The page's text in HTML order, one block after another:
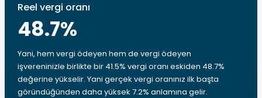
Reel vergi oranı
48.7%
Yani, hem vergi ödeyen hem de vergi ödeyen
işvereninizle birlikte bir 41.5% vergi oranı eskiden 48.7%
değerine yükselir. Yani gerçek vergi oranınız ilk başta
göründüğünden daha yüksek 7.2% anlamına gelir.